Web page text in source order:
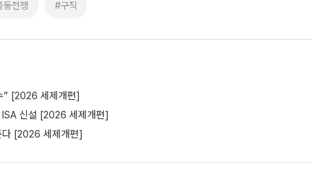
동전쟁 #구직
” [2026 세제개편]
ISA 신설 [2026 세제개편]
다 [2026 세제개편]